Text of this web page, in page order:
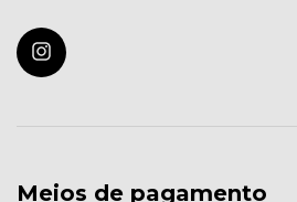
Meios de pagamento